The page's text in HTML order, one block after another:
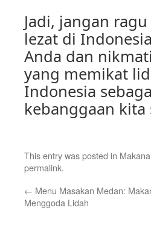
Jadi, jangan
lezat di
Anda dan
yang memikat
Indonesia
kebanggaan
This entry was posted in
permalink.
← Menu Masakan Medan:
Menggoda Lidah